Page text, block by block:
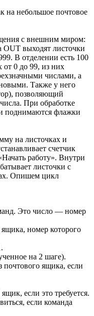
на небольшое почтовое
с внешним миром:
OUT выходят листочки
В отделении есть 100
0 до 99, из них
числами, а
Также у него
позволяющий
При обработке
поднимаются флажки
на листочках и
счетчик
работу». Внутри
листочки с
Опишем цикл
Это число — номер
номер которого
на 2 шаге).
ящика, если
если это требуется.
если команда